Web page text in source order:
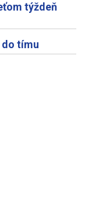
týždeň
tímu